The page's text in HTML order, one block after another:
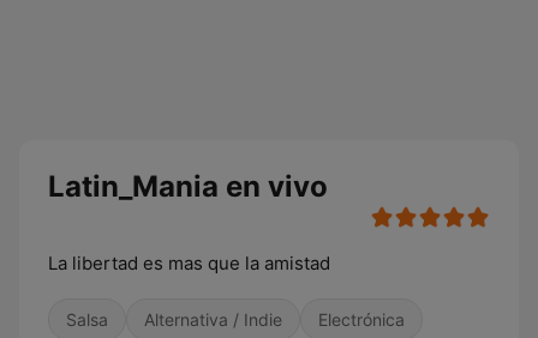
Latin_Mania en vivo
La libertad es mas que la amistad
Salsa Alternativa / Indie Electrónica